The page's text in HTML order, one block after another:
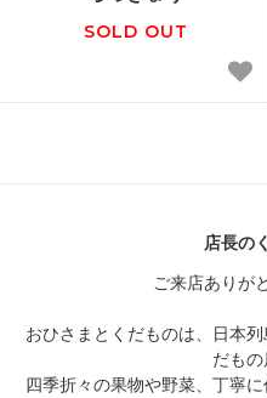
SOLD OUT
店長の
ご来店ありが
おひさまとくだものは、日本
だもの
四季折々の果物や野菜、丁寧